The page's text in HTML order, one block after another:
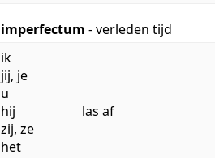
imperfectum - verleden tijd
ik
jij, je
u
hij
zij, ze
het
las af